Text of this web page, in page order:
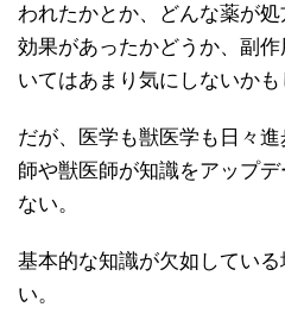
われたかとか、どんな薬が
効果があったかどうか、副
いてはあまり気にしないかも
だが、医学も獣医学も日々
師や獣医師が知識をアップ
ない。
基本的な知識が欠如してい
い。